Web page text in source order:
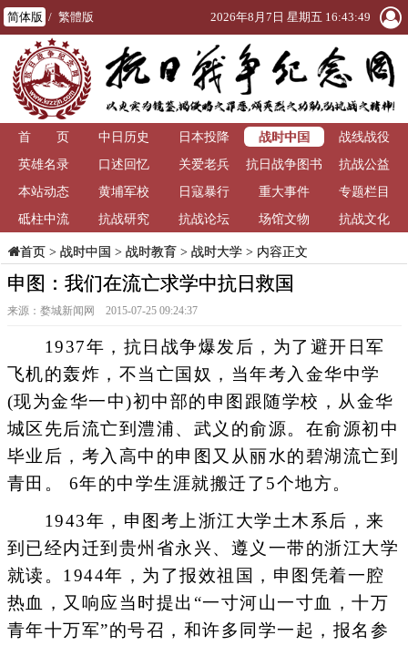
简体版 / 繁體版 2026年8月7日 星期五 16:43:50
首 页 中日历史 日本投降 战时中国
战线战役
英雄名录
口述回忆 关爱老兵
抗日战争图书
馆
抗战公益
本站动态
黄埔军校 日寇暴行 重大事件
专题栏目
砥柱中流
抗战研究 抗战论坛 场馆文物 抗战文化
首页> 战时中国 > 战时教育> 战时大学> 内容正文
申图：我们在流亡求学中抗日救国
来源：婺城新闻网 2015-07-25 09:24:37
1937年，抗日战争爆发后，为了避开日军
飞机的轰炸，不当亡国奴，当年考入金华中学
(现为金华一中)初中部的申图跟随学校，从金华
城区先后流亡到澧浦、武义的俞源。在俞源初中
毕业后，考入高中的申图又从丽水的碧湖流亡到
青田。 6年的中学生涯就搬迁了5个地方。
1943年，申图考上浙江大学土木系后，来
到已经内迁到贵州省永兴、遵义一带的浙江大学
就读。1944年，为了报效祖国，申图凭着一腔
热血，又响应当时提出“一寸河山一寸血，十万
青年十万军”的号召，和许多同学一起，报名参